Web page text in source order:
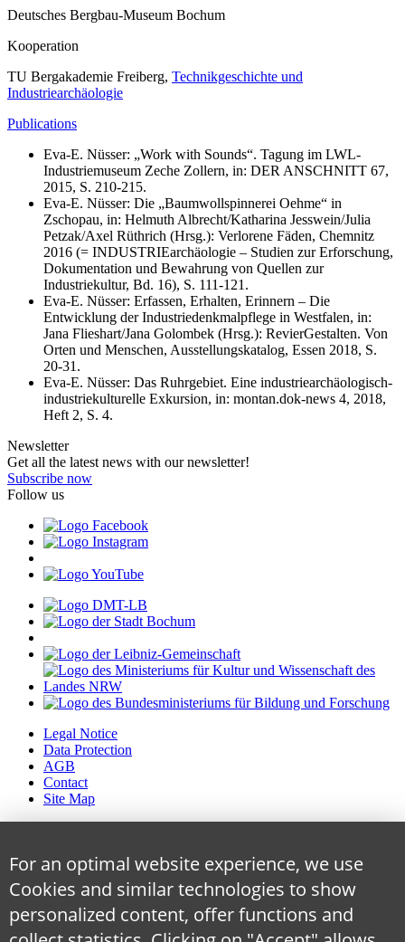
Deutsches Bergbau-Museum Bochum
Kooperation
TU Bergakademie Freiberg, Technikgeschichte und
Industriearchäologie
Publications
Eva-E. Nüsser: „Work with Sounds“. Tagung im LWL-
Industriemuseum Zeche Zollern, in: DER ANSCHNITT 67,
2015, S. 210-215.
Eva-E. Nüsser: Die „Baumwollspinnerei Oehme“ in
Zschopau, in: Helmuth Albrecht/Katharina Jesswein/Julia
Petzak/Axel Rüthrich (Hrsg.): Verlorene Fäden, Chemnitz
2016 (= INDUSTRIEarchäologie – Studien zur Erforschung,
Dokumentation und Bewahrung von Quellen zur
Industriekultur, Bd. 16), S. 111-121.
Eva-E. Nüsser: Erfassen, Erhalten, Erinnern – Die
Entwicklung der Industriedenkmalpflege in Westfalen, in:
Jana Flieshart/Jana Golombek (Hrsg.): RevierGestalten. Von
Orten und Menschen, Ausstellungskatalog, Essen 2018, S.
20-31.
Eva-E. Nüsser: Das Ruhrgebiet. Eine industriearchäologisch-
industriekulturelle Exkursion, in: montan.dok-news 4, 2018,
Heft 2, S. 4.
Newsletter
Get all the latest news with our newsletter!
Subscribe now
Follow us
Legal Notice
Data Protection
AGB
Contact
Site Map
For an optimal website experience, we use
Cookies and similar technologies to show
personalized content, offer functions and